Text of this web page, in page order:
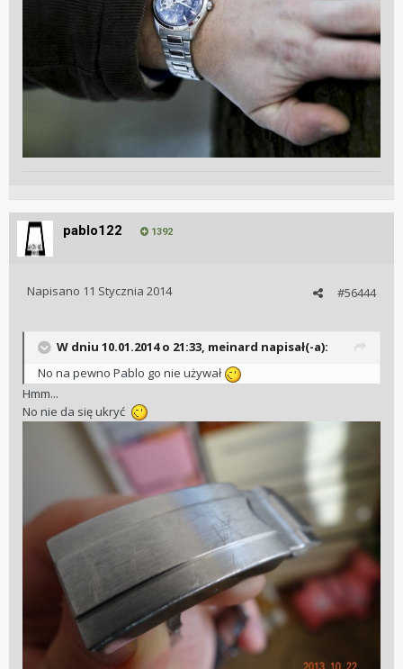
pablo122 1392
#56444
Napisano 11 Stycznia 2014
W dniu 10.01.2014 o 21:33, meinard napisał(-a):
No na pewno Pablo go nie używał
Hmm...
No nie da się ukryć